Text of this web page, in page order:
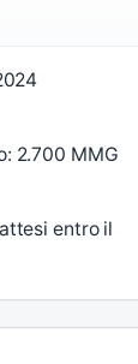
2.700 MMG
entro il